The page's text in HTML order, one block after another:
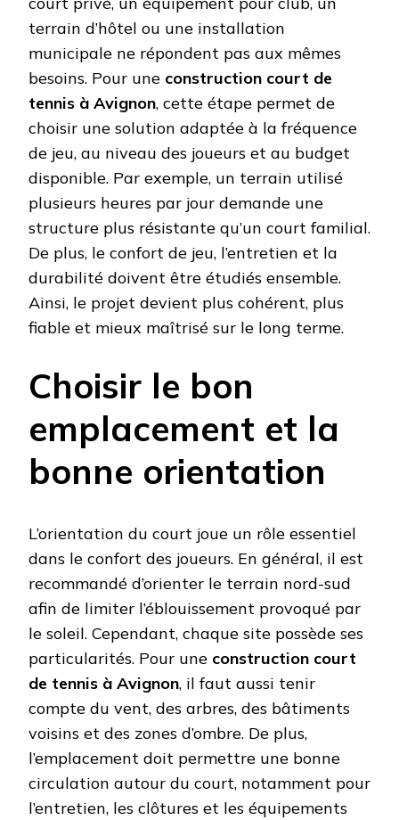
terrain d’hôtel ou une installation
municipale ne répondent pas aux mêmes
besoins. Pour une construction court de
tennis à Avignon, cette étape permet de
choisir une solution adaptée à la fréquence
de jeu, au niveau des joueurs et au budget
disponible. Par exemple, un terrain utilisé
plusieurs heures par jour demande une
structure plus résistante qu’un court familial.
De plus, le confort de jeu, l’entretien et la
durabilité doivent être étudiés ensemble.
Ainsi, le projet devient plus cohérent, plus
fiable et mieux maîtrisé sur le long terme.
Choisir le bon
emplacement et la
bonne orientation
L’orientation du court joue un rôle essentiel
dans le confort des joueurs. En général, il est
recommandé d’orienter le terrain nord-sud
afin de limiter l’éblouissement provoqué par
le soleil. Cependant, chaque site possède ses
particularités. Pour une construction court
de tennis à Avignon, il faut aussi tenir
compte du vent, des arbres, des bâtiments
voisins et des zones d’ombre. De plus,
l’emplacement doit permettre une bonne
circulation autour du court, notamment pour
l’entretien, les clôtures et les équipements